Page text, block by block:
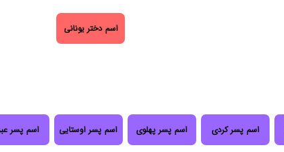
اسم دختر یونانی
اسم پسر کردی اسم پسر پهلوی اسم پسر اوستایی اسم پسر